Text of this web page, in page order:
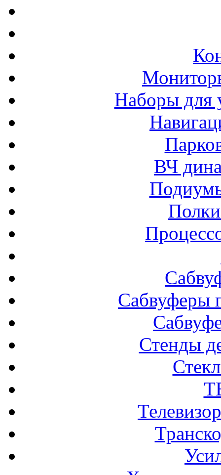
Наборы для
ВЧ
Сабвуферы
Стенды